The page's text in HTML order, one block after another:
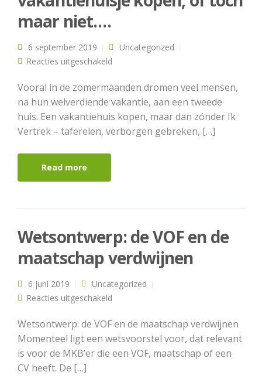
maar niet….
6 september 2019
Uncategorized
Reacties uitgeschakeld
Vooral in de zomermaanden dromen veel mensen,
na hun welverdiende vakantie, aan een tweede
huis. Een vakantiehuis kopen, maar dan zónder Ik
Vertrek – taferelen, verborgen gebreken, […]
Read more
Wetsontwerp: de VOF en de
maatschap verdwijnen
6 juni 2019
Uncategorized
Reacties uitgeschakeld
Wetsontwerp: de VOF en de maatschap verdwijnen
Momenteel ligt een wetsvoorstel voor, dat relevant
is voor de MKB’er die een VOF, maatschap of een
CV heeft. De […]